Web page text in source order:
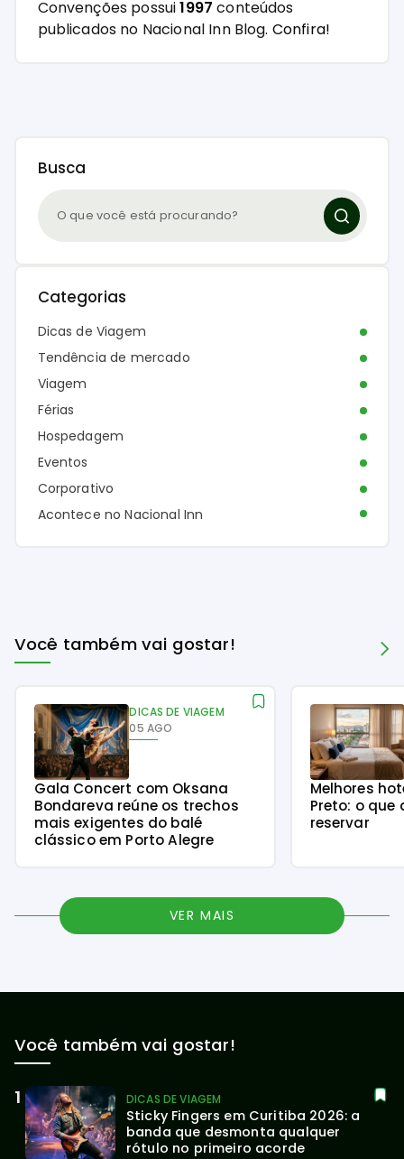
Convenções possui1997 conteúdos
publicados no Nacional Inn Blog. Confira!
Busca
Categorias
Dicas de Viagem
Tendência de mercado
Viagem
Férias
Hospedagem
Eventos
Corporativo
Acontece no Nacional Inn
Você também vai gostar!
DICAS DE VIAGEM
05 AGO
Gala Concert com Oksana
Bondareva reúne os trechos
mais exigentes do balé
clássico em Porto Alegre
Melhores
Preto: o
reservar
VER MAIS
Você também vai gostar!
DICAS DE VIAGEM
Sticky Fingers em Curitiba 2026: a
banda que desmonta qualquer
rótulo no primeiro acorde